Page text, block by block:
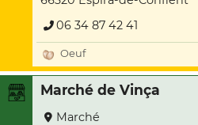
06 34 87 42 41
Oeuf
Marché de Vinça
Marché